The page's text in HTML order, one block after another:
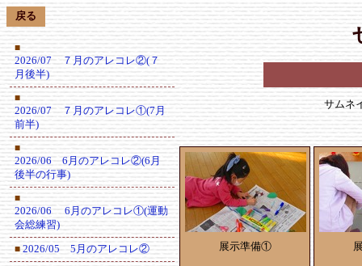
戻る
■
2026/07 ７月のアレコレ②(７
月後半)
■
2026/07 ７月のアレコレ①(7月
前半)
■
2026/06 6月のアレコレ②(6月
後半の行事)
■
2026/06 6月のアレコレ①(運動
会総練習)
■ 2026/05 5月のアレコレ②
サムネ
展示準備①